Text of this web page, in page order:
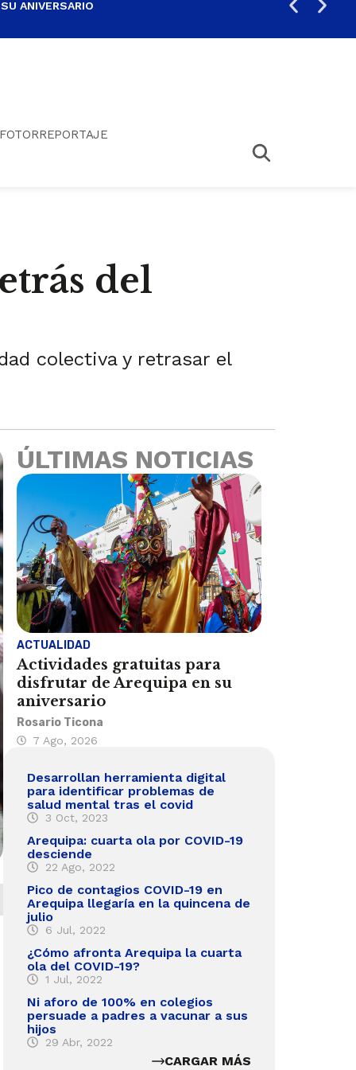
ANIVERSARIO
del
colectiva y retrasar el
ÚLTIMAS NOTICIAS
ACTUALIDAD
Actividades gratuitas para
disfrutar de Arequipa en su
aniversario
Rosario Ticona
7 Ago, 2026
Desarrollan herramienta digital
para identificar problemas de
salud mental tras el covid
3 Oct, 2023
Arequipa: cuarta ola por COVID-19
desciende
22 Ago, 2022
Pico de contagios COVID-19 en
Arequipa llegaría en la quincena de
julio
6 Jul, 2022
¿Cómo afronta Arequipa la cuarta
ola del COVID-19?
1 Jul, 2022
Ni aforo de 100% en colegios
persuade a padres a vacunar a sus
hijos
29 Abr, 2022
CARGAR MÁS